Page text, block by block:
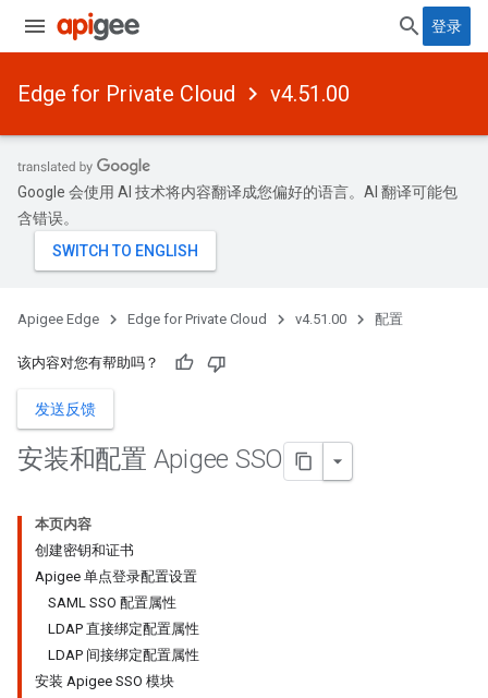
登录
Edge for Private Cloud v4.51.00
Google 会使用 AI 技术将内容翻译成您偏好的语言。AI 翻译可能包
含错误。
Apigee Edge Edge for Private Cloud v4.51.00 配置
该内容对您有帮助吗？
发送反馈
安装和配置 Apigee SSO
本页内容
创建密钥和证书
Apigee 单点登录配置设置
SAML SSO 配置属性
LDAP 直接绑定配置属性
LDAP 间接绑定配置属性
安装 Apigee SSO 模块